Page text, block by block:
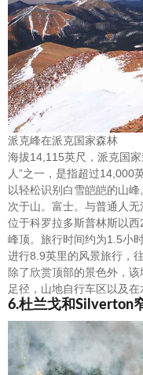
派克峰在派克国家森林
海拔14,115英尺，派克国
人”之一，是指超过14,000
以轻松识别白雪皑皑的山
次于山。富士。与普通人
位于科罗拉多斯普林斯以
峰顶。旅行时间约为1.5小
进行8.9英里的风景旅行，
除了欣赏顶部的景色外，
足径，山地自行车区以及在
6.杜兰戈和Silverton